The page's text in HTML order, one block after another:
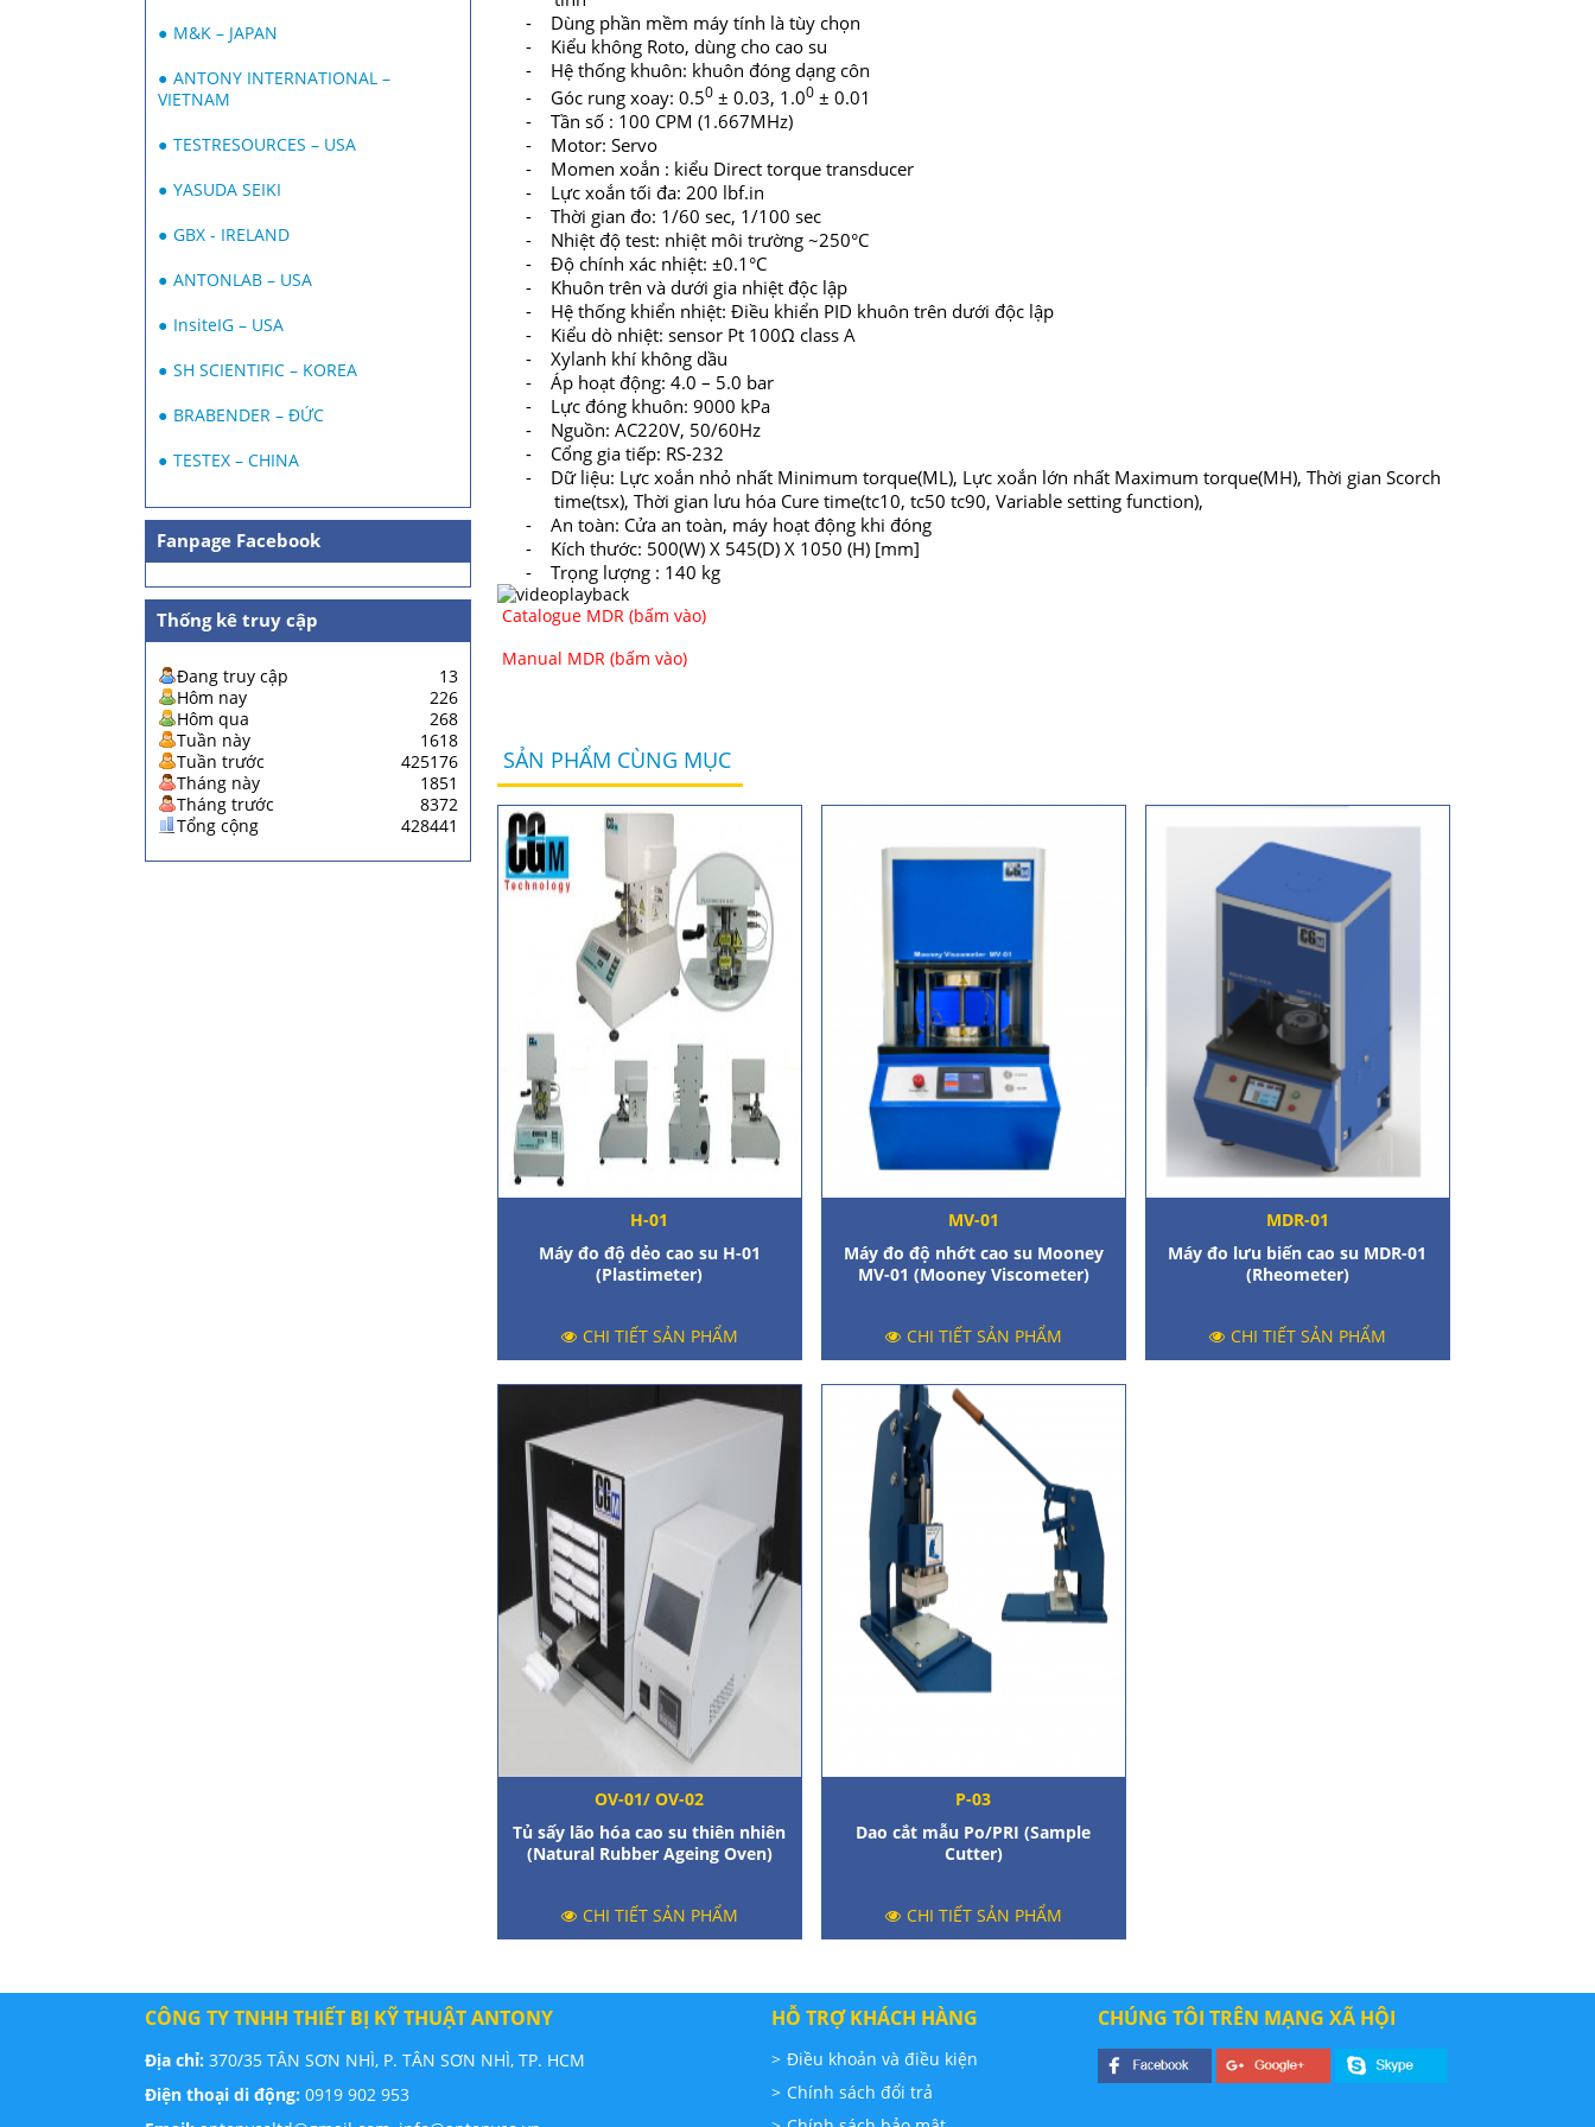
M&K – JAPAN
ANTONY INTERNATIONAL –
VIETNAM
TESTRESOURCES – USA
YASUDA SEIKI
GBX - IRELAND
ANTONLAB – USA
InsiteIG – USA
SH SCIENTIFIC – KOREA
BRABENDER – ĐỨC
TESTEX – CHINA
Fanpage Facebook
Thống kê truy cập
Đang truy cập
13
Hôm nay
226
Hôm qua
268
Tuần này
1618
Tuần trước
425176
Tháng này
1851
Tháng trước
8372
Tổng cộng
428441
-
Dùng phần mềm máy tính là tùy chọn
-
Kiểu không Roto, dùng cho cao su
-
Hệ thống khuôn: khuôn đóng dạng côn
-
Góc rung xoay: 0.50 ± 0.03, 1.00 ± 0.01
-
Tần số : 100 CPM (1.667MHz)
-
Motor: Servo
-
Momen xoắn : kiểu Direct torque transducer
-
Lực xoắn tối đa: 200 lbf.in
-
Thời gian đo: 1/60 sec, 1/100 sec
-
Nhiệt độ test: nhiệt môi trường ~250°C
-
Độ chính xác nhiệt: ±0.1°C
-
Khuôn trên và dưới gia nhiệt độc lập
-
Hệ thống khiển nhiệt: Điều khiển PID khuôn trên dưới độc lập
-
Kiểu dò nhiệt: sensor Pt 100Ω class A
-
Xylanh khí không dầu
-
Áp hoạt động: 4.0 – 5.0 bar
-
Lực đóng khuôn: 9000 kPa
-
Nguồn: AC220V, 50/60Hz
-
Cổng gia tiếp: RS-232
-
Dữ liệu: Lực xoắn nhỏ nhất Minimum torque(ML), Lực xoắn lớn nhất Maximum torque(MH), Thời gian Scorch
time(tsx), Thời gian lưu hóa Cure time(tc10, tc50 tc90, Variable setting function),
-
An toàn: Cửa an toàn, máy hoạt động khi đóng
-
Kích thước: 500(W) X 545(D) X 1050 (H) [mm]
-
Trọng lượng : 140 kg
Catalogue MDR (bấm vào)
Manual MDR (bấm vào)
SẢN PHẨM CÙNG MỤC
H-01
Máy đo độ dẻo cao su H-01
(Plastimeter)
CHI TIẾT SẢN PHẨM
MV-01
Máy đo độ nhớt cao su Mooney
MV-01 (Mooney Viscometer)
CHI TIẾT SẢN PHẨM
MDR-01
Máy đo lưu biến cao su MDR-01
(Rheometer)
CHI TIẾT SẢN PHẨM
OV-01/ OV-02
Tủ sấy lão hóa cao su thiên nhiên
(Natural Rubber Ageing Oven)
CHI TIẾT SẢN PHẨM
P-03
Dao cắt mẫu Po/PRI (Sample
Cutter)
CHI TIẾT SẢN PHẨM
CÔNG TY TNHH THIẾT BỊ KỸ THUẬT ANTONY
Địa chỉ: 370/35 TÂN SƠN NHÌ, P. TÂN SƠN NHÌ, TP. HCM
Điện thoại di động: 0919 902 953
HỖ TRỢ KHÁCH HÀNG
Điều khoản và điều kiện
Chính sách đổi trả
CHÚNG TÔI TRÊN MẠNG XÃ HỘI